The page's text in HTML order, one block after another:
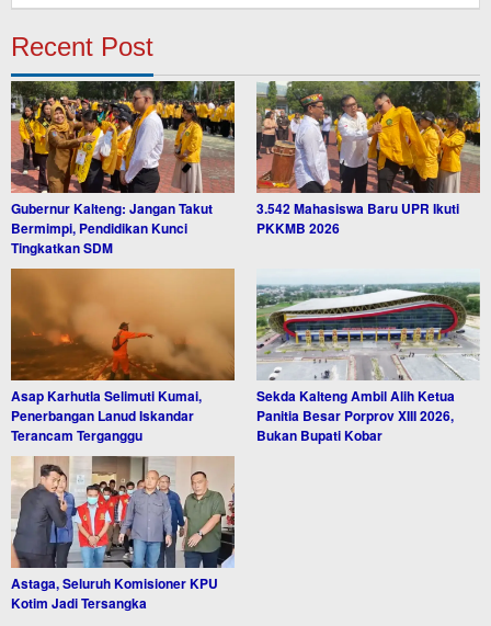
Recent Post
Gubernur Kalteng: Jangan Takut
Bermimpi, Pendidikan Kunci
Tingkatkan SDM
3.542 Mahasiswa Baru UPR Ikuti
PKKMB 2026
Asap Karhutla Selimuti Kumai,
Penerbangan Lanud Iskandar
Terancam Terganggu
Sekda Kalteng Ambil Alih Ketua
Panitia Besar Porprov XIII 2026,
Bukan Bupati Kobar
Astaga, Seluruh Komisioner KPU
Kotim Jadi Tersangka